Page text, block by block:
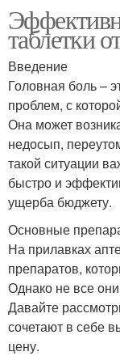
таблетки
Введение
Головная боль –
проблем, с
Она может
недосып,
такой ситуации
быстро и
ущерба бюджету.
Основные
На прилавках
препаратов,
Однако не все
Давайте
сочетают в себе
цену.